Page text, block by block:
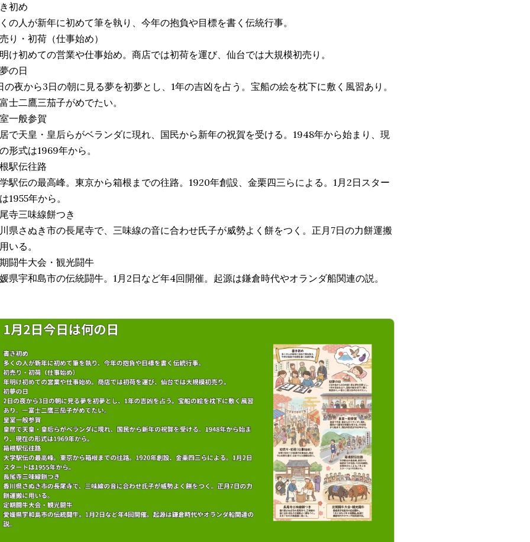
初め
の人が新年に初めて筆を執り、今年の抱負や目標を書く伝統行事。
り・初荷（仕事始め）
け初めての営業や仕事始め。商店では初荷を運び、仙台では大規模初売り。
の日
の夜から3日の朝に見る夢を初夢とし、1年の吉凶を占う。宝船の絵を枕下に敷く風習あり。
士二鷹三茄子がめでたい。
一般参賀
で天皇・皇后らがベランダに現れ、国民から新年の祝賀を受ける。1948年から始まり、現
形式は1969年から。
駅伝往路
駅伝の最高峰。東京から箱根までの往路。1920年創設、金栗四三らによる。1月2日スター
1955年から。
寺三味線餅つき
県さぬき市の長尾寺で、三味線の音に合わせ氏子が威勢よく餅をつく。正月7日の力餅運搬
いる。
闘牛大会・観光闘牛
県宇和島市の伝統闘牛。1月2日など年4回開催。起源は鎌倉時代やオランダ船関連の説。